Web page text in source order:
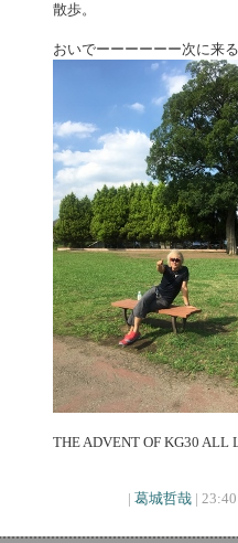
散歩。
おいでーーーーーー次に来
THE ADVENT OF KG30 ALL
| 葛城哲哉|